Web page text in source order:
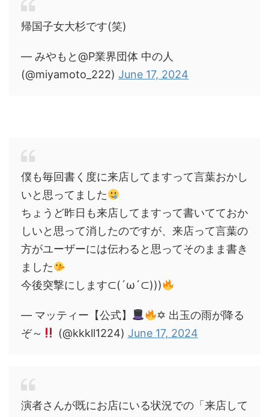
帰国子女大杉です(笑)
— みやもと@P業界団体 中の人
(@miyamoto_222) June 17, 2024
僕も毎回書く度に来店してますって言葉おかし
いと思ってました
ちょうど昨日も来店してますって書いてておか
しいと思って消したのですが、来店って言葉の
方がユーザーには伝わると思ってそのまま書き
ました
今後突撃にします⊂(´ω´⊂)))
— マッティー【公式】
✡ 出玉の雨が降る
ぞ～
(@kkkll1224) June 17, 2024
演者さんが既にお店にいる状況での「来店して